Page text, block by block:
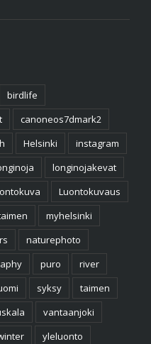
birdlife
canoneos7dmark2
Helsinki
instagram
longinojakevat
Luontokuvaus
myhelsinki
naturephoto
puro
river
syksy
taimen
vantaanjoki
yleluonto